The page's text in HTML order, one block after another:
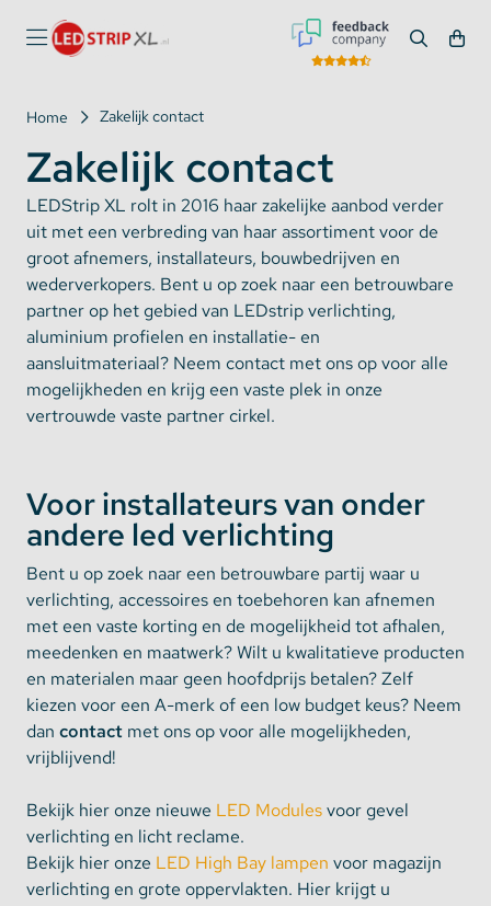
Home Zakelijk contact
Zakelijk contact
LEDStrip XL rolt in 2016 haar zakelijke aanbod verder
uit met een verbreding van haar assortiment voor de
groot afnemers, installateurs, bouwbedrijven en
wederverkopers. Bent u op zoek naar een betrouwbare
partner op het gebied van LEDstrip verlichting,
aluminium profielen en installatie- en
aansluitmateriaal? Neem contact met ons op voor alle
mogelijkheden en krijg een vaste plek in onze
vertrouwde vaste partner cirkel.
Voor installateurs van onder
andere led verlichting
Bent u op zoek naar een betrouwbare partij waar u
verlichting, accessoires en toebehoren kan afnemen
met een vaste korting en de mogelijkheid tot afhalen,
meedenken en maatwerk? Wilt u kwalitatieve producten
en materialen maar geen hoofdprijs betalen? Zelf
kiezen voor een A-merk of een low budget keus? Neem
dan contact met ons op voor alle mogelijkheden,
vrijblijvend!
Bekijk hier onze nieuwe LED Modulesvoor gevel
verlichting en licht reclame.
Bekijk hier onze LED High Bay lampen voor magazijn
verlichting en grote oppervlakten. Hier krijgt u